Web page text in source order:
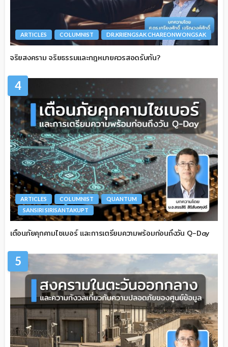
ARTICLES COLUMNIST DR.KRIENGSAK CHAREONWONGSAK
จริยสงคราม จริยธรรมและกฎหมายควรสอดรับกัน?
4
ARTICLES COLUMNIST
QUANTUM
SANSIRI SIRISANTAKUPT
เตือนภัยคุกคามไซเบอร์ และการเตรียมความพร้อมก่อนถึงวัน Q-Day
5